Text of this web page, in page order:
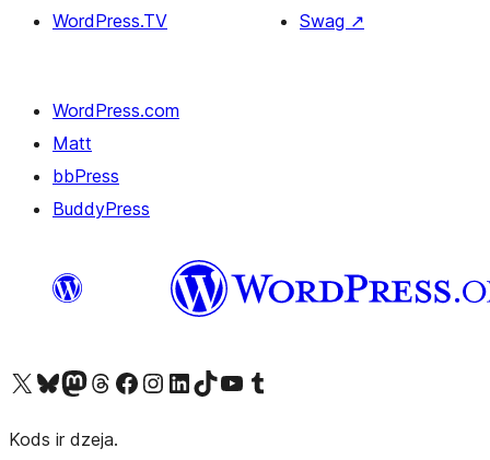
WordPress.TV
Swag ↗
WordPress.com
Matt
bbPress
BuddyPress
Apmeklējiet mūsu X (agrāk Twitter) kontu
Apmeklējiet mūsu Bluesky kontu
Apmeklējiet mūsu Mastodon kontu
Apmeklējiet mūsu Threads kontu
Apmeklējiet mūsu Facebook lapuApmeklējiet mūsu Instagram kontu
Apmeklējiet mūsu LinkedIn kontu
Apmeklējiet mūsu TikTok kontu
Apmeklējiet mūsu YouTube kanālu
Apmeklējiet mūsu Tumblr kontu
Kods ir dzeja.